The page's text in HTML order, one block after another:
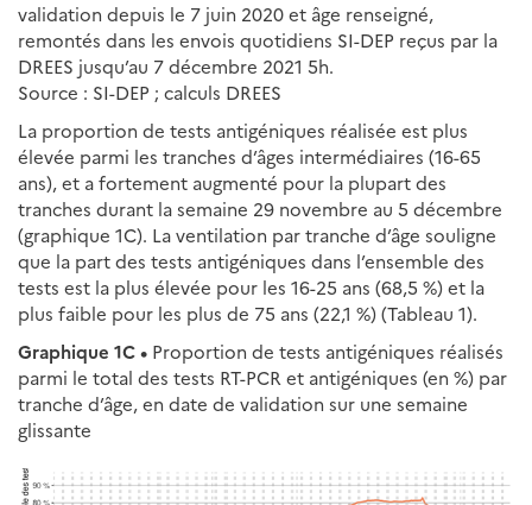
validation depuis le 7 juin 2020 et âge renseigné,
remontés dans les envois quotidiens SI-DEP reçus par la
DREES jusqu’au 7 décembre 2021 5h.
Source : SI-DEP ; calculs DREES
La proportion de tests antigéniques réalisée est plus
élevée parmi les tranches d’âges intermédiaires (16-65
ans), et a fortement augmenté pour la plupart des
tranches durant la semaine 29 novembre au 5 décembre
(graphique 1C). La ventilation par tranche d’âge souligne
que la part des tests antigéniques dans l’ensemble des
tests est la plus élevée pour les 16-25 ans (68,5 %) et la
plus faible pour les plus de 75 ans (22,1 %) (Tableau 1).
Graphique 1C • Proportion de tests antigéniques réalisés
parmi le total des tests RT-PCR et antigéniques (en %) par
tranche d’âge, en date de validation sur une semaine
glissante